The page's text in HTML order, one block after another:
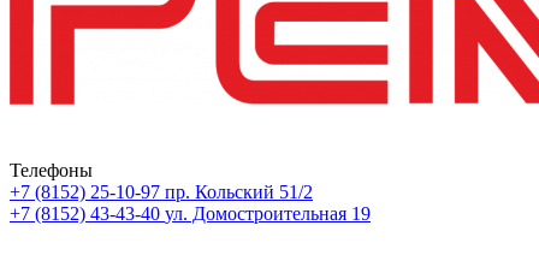
Телефоны
+7 (8152) 25-10-97 пр. Кольский 51/2
+7 (8152) 43-43-40 ул. Домостроительная 19